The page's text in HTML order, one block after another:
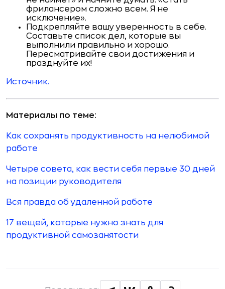
фрилансером сложно всем. Я не
исключение».
Подкрепляйте вашу уверенность в себе.
Составьте список дел, которые вы
выполнили правильно и хорошо.
Пересматривайте свои достижения и
празднуйте их!
Источник.
Материалы по теме:
Как сохранять продуктивность на нелюбимой
работе
Четыре совета, как вести себя первые 30 дней
на позиции руководителя
Вся правда об удаленной работе
17 вещей, которые нужно знать для
продуктивной самозанятости